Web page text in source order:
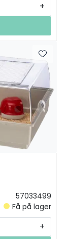
+
57033499
Få på lager
+